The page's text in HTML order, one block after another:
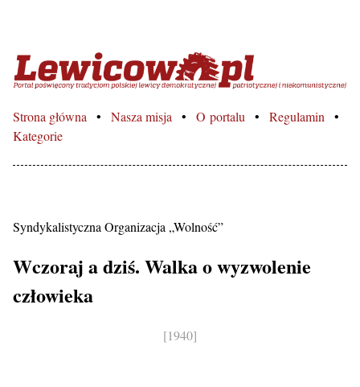
Lewicowo.pl – Portal
Strona główna Nasza misja O portalu
Regulamin
Kategorie
Syndykalistyczna Organizacja „Wolność”
Wczoraj a dziś. Walka o wyzwolenie
człowieka
[1940]